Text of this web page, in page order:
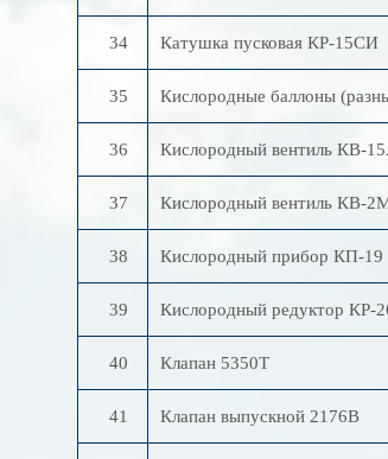
34 Катушка пусковая КР-15СИ
35 Кислородные баллоны
36 Кислородный вентиль КВ-
37 Кислородный вентиль КВ-
38 Кислородный прибор КП-19
39 Кислородный редуктор КР-
40 Клапан 5350Т
41 Клапан выпускной 2176В